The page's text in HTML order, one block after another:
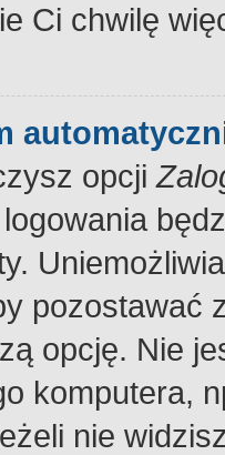
Ci chwilę
opcji
pozostawać
opcję. Nie
komputera,
nie